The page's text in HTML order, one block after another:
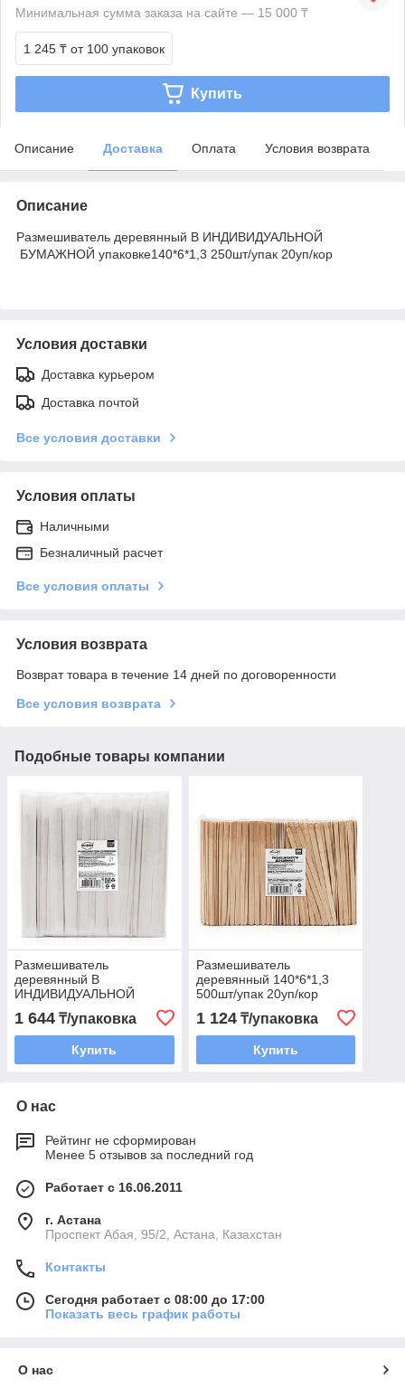
Минимальная сумма заказа на сайте — 15 000 ₸
1 245 ₸ от 100 упаковок
Купить
Описание Доставка Оплата Условия возврата
Описание
Размешиватель деревянный В ИНДИВИДУАЛЬНОЙ
БУМАЖНОЙ упаковке140*6*1,3 250шт/упак 20уп/кор
Условия доставки
Доставка курьером
Доставка почтой
Все условия доставки
Условия оплаты
Наличными
Безналичный расчет
Все условия оплаты
Условия возврата
Возврат товара в течение 14 дней по договоренности
Все условия возврата
Подобные товары компании
Размешиватель
деревянный В
ИНДИВИДУАЛЬНОЙ
БУМАЖНОЙ
упаковке180*6*1,3 250шт/
упак 20уп/кор
1 644 ₸/упаковка
Купить
Размешиватель
деревянный 140*6*1,3
500шт/упак 20уп/кор
1 124₸/упаковка
Купить
О нас
Рейтинг не сформирован
Менее 5 отзывов за последний год
Работает с 16.06.2011
г. Астана
​Проспект Абая, 95/2, Астана, Казахстан
Контакты
Сегодня работает с 08:00 до 17:00
Показать весь график работы
О нас